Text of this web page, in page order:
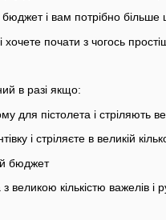
і вам потрібно більше
хочете почати з чогось
в разі якщо:
для пістолета і стріляють
і стріляєте в великій
бюджет
великою кількістю важелів і